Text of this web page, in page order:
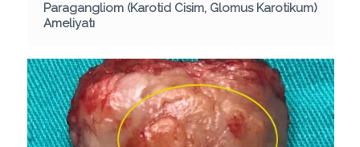
Paragangliom (Karotid Cisim, Glomus Karotikum)
Ameliyatı